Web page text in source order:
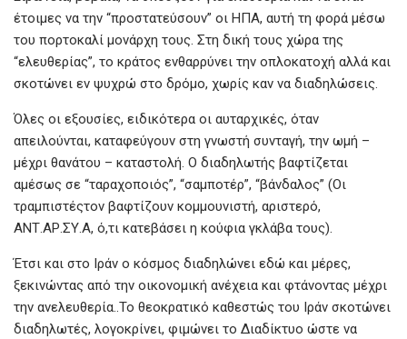
έτοιμες να την “προστατεύσουν” οι ΗΠΑ, αυτή τη φορά μέσω
του πορτοκαλί μονάρχη τους. Στη δική τους χώρα της
“ελευθερίας”, το κράτος ενθαρρύνει την οπλοκατοχή αλλά και
σκοτώνει εν ψυχρώ στο δρόμο, χωρίς καν να διαδηλώσεις.
Όλες οι εξουσίες, ειδικότερα οι αυταρχικές, όταν
απειλούνται, καταφεύγουν στη γνωστή συνταγή, την ωμή –
μέχρι θανάτου – καταστολή. Ο διαδηλωτής βαφτίζεται
αμέσως σε “ταραχοποιός”, “σαμποτέρ”, “βάνδαλος” (Οι
τραμπιστέςτον βαφτίζουν κομμουνιστή, αριστερό,
ΑΝΤ.ΑΡ.ΣΥ.Α, ό,τι κατεβάσει η κούφια γκλάβα τους).
Έτσι και στο Ιράν ο κόσμος διαδηλώνει εδώ και μέρες,
ξεκινώντας από την οικονομική ανέχεια και φτάνοντας μέχρι
την ανελευθερία..Το θεοκρατικό καθεστώς του Ιράν σκοτώνει
διαδηλωτές, λογοκρίνει, φιμώνει το Διαδίκτυο ώστε να